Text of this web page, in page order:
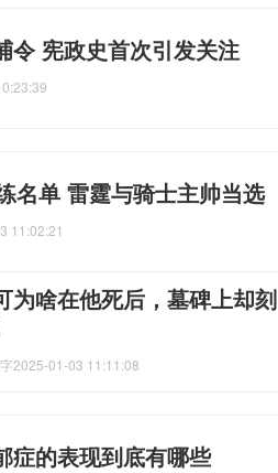
令 宪政史首次引发关注
名单 雷霆与骑士主帅当选
11:02:21
为啥在他死后，墓碑上却刻
2025-01-03 11:11:08
症的表现到底有哪些